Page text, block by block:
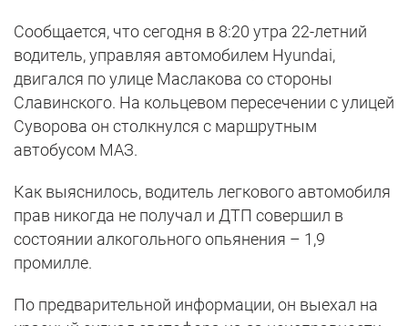
Сообщается, что сегодня в 8:20 утра 22-летний
водитель, управляя автомобилем Hyundai,
двигался по улице Маслакова со стороны
Славинского. На кольцевом пересечении с улицей
Суворова он столкнулся с маршрутным
автобусом МАЗ.
Как выяснилось, водитель легкового автомобиля
прав никогда не получал и ДТП совершил в
состоянии алкогольного опьянения – 1,9
промилле.
По предварительной информации, он выехал на